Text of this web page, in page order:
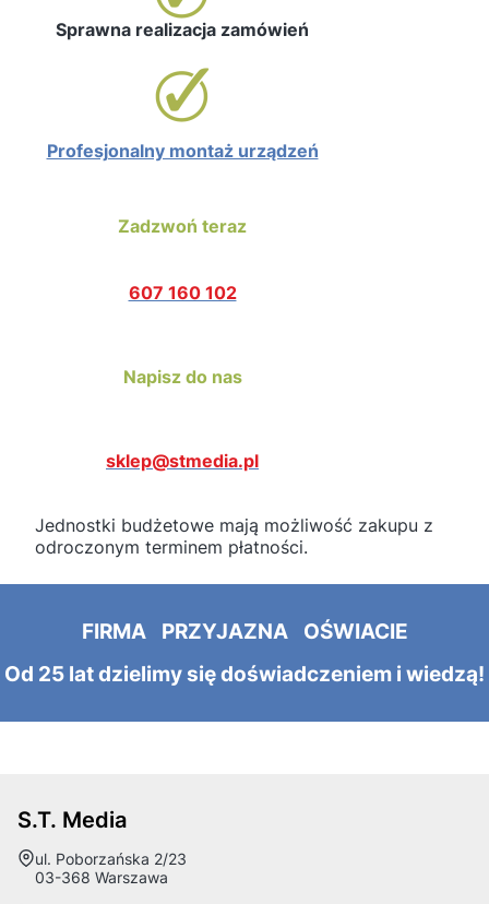
Sprawna realizacja zamówień
Profesjonalny montaż urządzeń
Zadzwoń teraz
607 160 102
Napisz do nas
sklep@stmedia.pl
Jednostki budżetowe mają możliwość zakupu z
odroczonym terminem płatności.
FIRMA PRZYJAZNA OŚWIACIE
Od 25 lat dzielimy się doświadczeniem i wiedzą!
S.T. Media
Adres:
ul. Poborzańska 2/23
03-368 Warszawa